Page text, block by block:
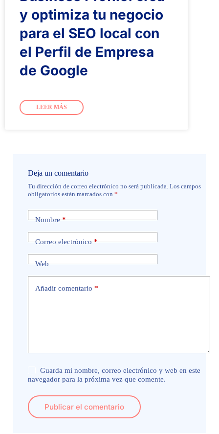
y optimiza tu negocio
para el SEO local con
el Perfil de Empresa
de Google
LEER MÁS
Deja un comentario
Tu dirección de correo electrónico no será publicada. Los campos
obligatorios están marcados con *
Nombre*
Correo electrónico*
Web
Añadir comentario *
Guarda mi nombre, correo electrónico y web en este
navegador para la próxima vez que comente.
Publicar el comentario